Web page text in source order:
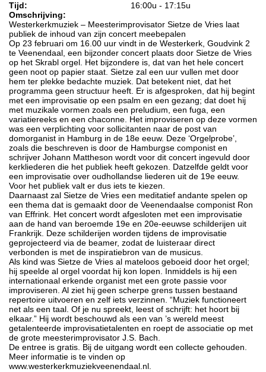
Tijd:
16:00u - 17:15u
Omschrijving:
Westerkerkmuziek – Meesterimprovisator Sietze de Vries laat
publiek de inhoud van zijn concert meebepalen
Op 23 februari om 16.00 uur vindt in de Westerkerk, Goudvink 2
te Veenendaal, een bijzonder concert plaats door Sietze de Vries
op het Skrabl orgel. Het bijzondere is, dat van het hele concert
geen noot op papier staat. Sietze zal een uur vullen met door
hem ter plekke bedachte muziek. Dat betekent niet, dat het
programma geen structuur heeft. Er is afgesproken, dat hij begint
met een improvisatie op een psalm en een gezang; dat doet hij
met muzikale vormen zoals een preludium, een fuga, een
variatiereeks en een chaconne. Het improviseren op deze vormen
was een verplichting voor sollicitanten naar de post van
domorganist in Hamburg in de 18e eeuw. Deze ‘Orgelprobe’,
zoals die beschreven is door de Hamburgse componist en
schrijver Johann Mattheson wordt voor dit concert ingevuld door
kerkliederen die het publiek heeft gekozen. Datzelfde geldt voor
een improvisatie over oudhollandse liederen uit de 19e eeuw.
Voor het publiek valt er dus iets te kiezen.
Daarnaast zal Sietze de Vries een meditatief andante spelen op
een thema dat is gemaakt door de Veenendaalse componist Ron
van Effrink. Het concert wordt afgesloten met een improvisatie
aan de hand van beroemde 19e en 20e-eeuwse schilderijen uit
Frankrijk. Deze schilderijen worden tijdens de improvisatie
geprojecteerd via de beamer, zodat de luisteraar direct
verbonden is met de inspiratiebron van de musicus.
Als kind was Sietze de Vries al mateloos geboeid door het orgel;
hij speelde al orgel voordat hij kon lopen. Inmiddels is hij een
internationaal erkende organist met een grote passie voor
improviseren. Al ziet hij geen scherpe grens tussen bestaand
repertoire uitvoeren en zelf iets verzinnen. “Muziek functioneert
net als een taal. Of je nu spreekt, leest of schrijft: het hoort bij
elkaar.” Hij wordt beschouwd als een van ’s wereld meest
getalenteerde improvisatietalenten en roept de associatie op met
de grote meesterimprovisator J.S. Bach.
De entree is gratis. Bij de uitgang wordt een collecte gehouden.
Meer informatie is te vinden op
www.westerkerkmuziekveenendaal.nl.